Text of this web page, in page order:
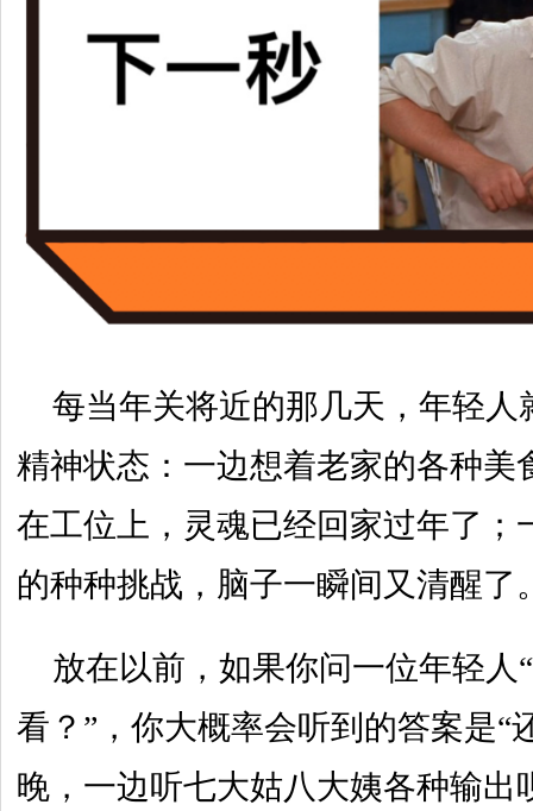
每当年关将近的那几天，年轻人
精神状态：一边想着老家的各种美
在工位上，灵魂已经回家过年了；
的种种挑战，脑子一瞬间又清醒了
放在以前，如果你问一位年轻人
看？”，你大概率会听到的答案是“
晚，一边听七大姑八大姨各种输出